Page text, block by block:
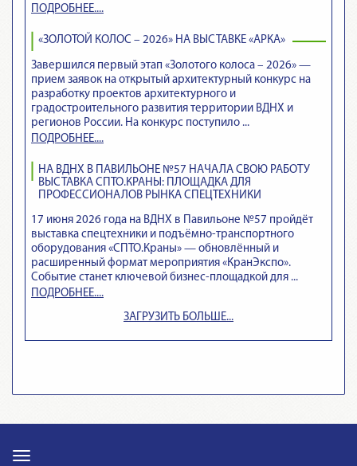
ПОДРОБНЕЕ....
«ЗОЛОТОЙ КОЛОС – 2026» НА ВЫСТАВКЕ «АРКА»
Завершился первый этап «Золотого колоса – 2026» —
прием заявок на открытый архитектурный конкурс на
разработку проектов архитектурного и
градостроительного развития территории ВДНХ и
регионов России. На конкурс поступило ...
ПОДРОБНЕЕ....
НА ВДНХ В ПАВИЛЬОНЕ №57 НАЧАЛА СВОЮ РАБОТУ
ВЫСТАВКА СПТО.КРАНЫ: ПЛОЩАДКА ДЛЯ
ПРОФЕССИОНАЛОВ РЫНКА СПЕЦТЕХНИКИ
17 июня 2026 года на ВДНХ в Павильоне №57 пройдёт
выставка спецтехники и подъёмно‑транспортного
оборудования «СПТО.Краны» — обновлённый и
расширенный формат мероприятия «КранЭкспо».
Событие станет ключевой бизнес‑площадкой для ...
ПОДРОБНЕЕ....
ЗАГРУЗИТЬ БОЛЬШЕ...